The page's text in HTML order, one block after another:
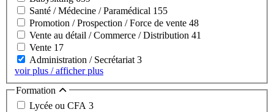
Santé / Médecine / Paramédical 155
Promotion / Prospection / Force de vente 48
Vente au détail / Commerce / Distribution 41
Vente 17
Administration / Secrétariat 3
voir plus / afficher plus
Formation
Lycée ou CFA 3